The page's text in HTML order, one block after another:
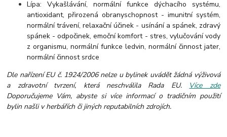
Lípa: Vykašlávání, normální funkce dýchacího systému,
antioxidant, přirozená obranyschopnost - imunitní systém,
normální trávení, relaxační účinek - usínání a spánek, zdravý
spánek - odpočinek, emoční komfort - stres, vylučování vody
z organismu, normální funkce ledvin, normální činnost jater,
normální činnost srdce
Dle nařízení EU č. 1924/2006 nelze u bylinek uvádět žádná výživová
a zdravotní tvrzení, která neschválila Rada EU. Více zde
Doporučujeme Vám, abyste si více informací o tradičním použití
bylin našli v herbářích či jiných reputabilních zdrojích.